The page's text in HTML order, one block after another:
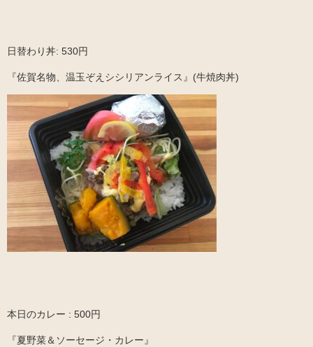
日替わり丼: 530円
『佐賀名物、温玉ぞえシシリアンライス』(牛焼肉丼)
本日のカレー : 500円
『夏野菜＆ソーセージ・カレー』